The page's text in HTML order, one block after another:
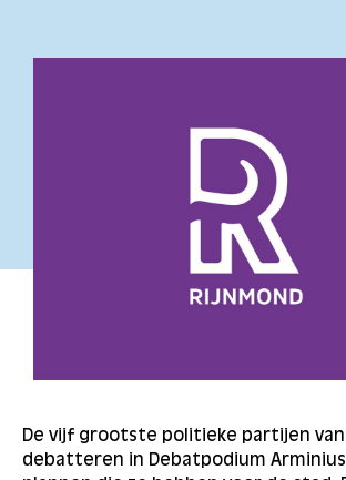
De vijf grootste politieke partijen
debatteren in Debatpodium